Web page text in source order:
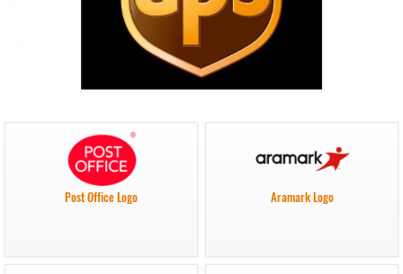
Post Office Logo Aramark Logo